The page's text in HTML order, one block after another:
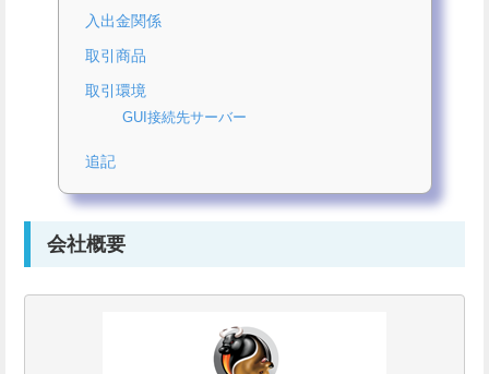
入出金関係
取引商品
取引環境
GUI接続先サーバー
追記
会社概要